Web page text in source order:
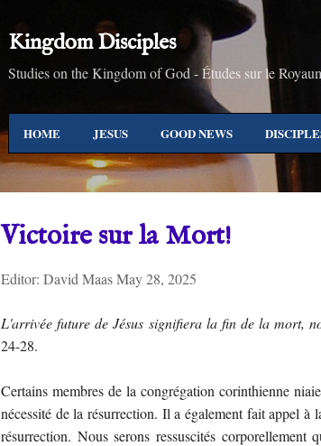
Kingdom Disciples
Studies on the Kingdom of God - Études sur le
HOME JESUS GOOD NEWS
Victoire sur la Mort!
Editor: David MaasMay 28, 2025
L'arrivée future de Jésus signifiera la fin de la mort,
24-28.
Certains membres de la congrégation corinthienne
nécessité de la résurrection. Il a également fait appel
résurrection. Nous serons ressuscités corporellement